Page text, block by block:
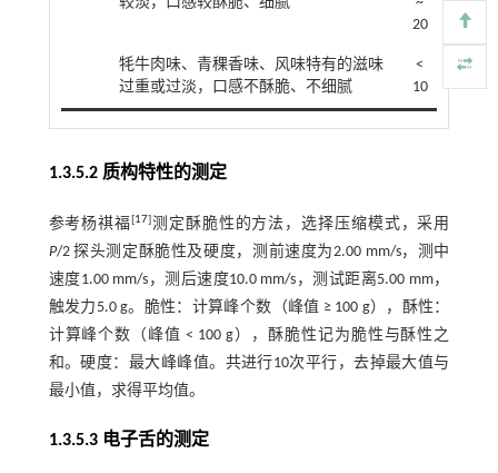
20
牦牛肉味、青稞香味、风味特有的滋味
过重或过淡，口感不酥脆、不细腻
˂
10
1.3.5.2 质构特性的测定
参考杨祺福[17]测定酥脆性的方法，选择压缩模式，采用
P/2 探头测定酥脆性及硬度，测前速度为2.00 mm/s，测中
速度1.00 mm/s，测后速度10.0 mm/s，测试距离5.00 mm，
触发力5.0 g。脆性：计算峰个数（峰值 ≥ 100 g），酥性：
计算峰个数（峰值 < 100 g），酥脆性记为脆性与酥性之
和。硬度：最大峰峰值。共进行10次平行，去掉最大值与
最小值，求得平均值。
1.3.5.3 电子舌的测定